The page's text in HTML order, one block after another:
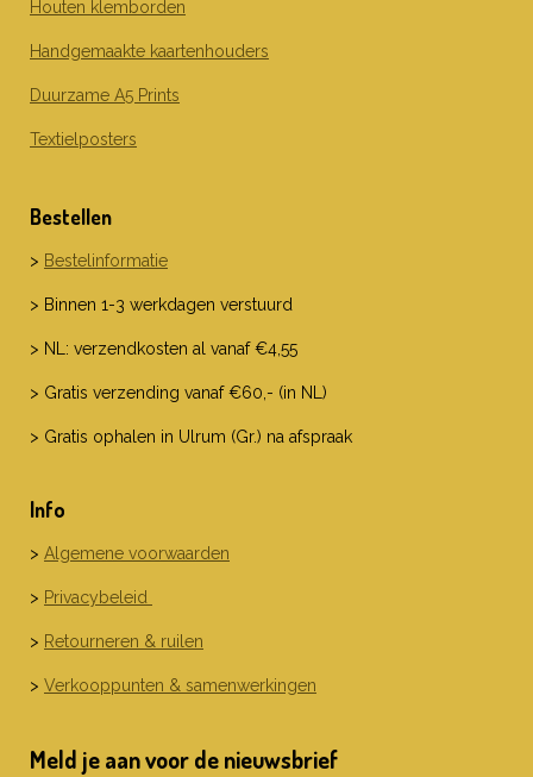
Houten klemborden
Handgemaakte kaartenhouders
Duurzame A5 Prints
Textielposters
Bestellen
> Bestelinformatie
> Binnen 1-3 werkdagen verstuurd
> NL: verzendkosten al vanaf €4,55
> Gratis verzending vanaf €60,- (in NL)
> Gratis ophalen in Ulrum (Gr.) na afspraak
Info
> Algemene voorwaarden
> Privacybeleid
> Retourneren & ruilen
> Verkooppunten & samenwerkingen
Meld je aan voor de nieuwsbrief